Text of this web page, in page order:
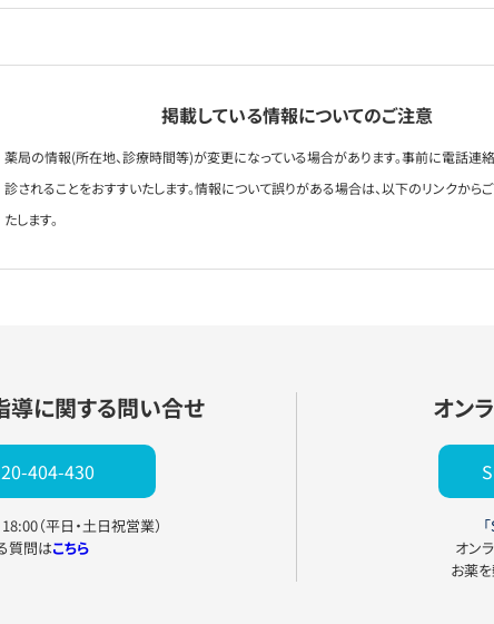
掲載している情報についてのご注意
薬局の情報(所在地、診療時間等)が変更になっている場合があります。事前に電話連
診されることをおすすいたします。情報について誤りがある場合は、以下のリンクから
たします。
導に関する問い合せ
404-430
（平日・土日祝営業）
質問はこちら
オン
オン
お薬